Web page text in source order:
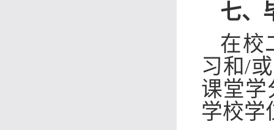
七、
在校
习和/
课堂学
学校学